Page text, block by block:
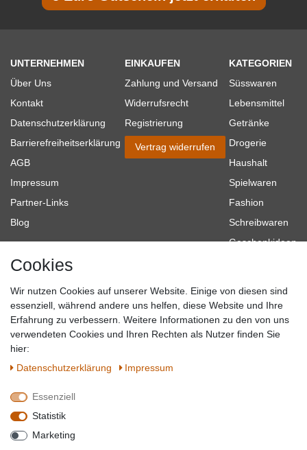
UNTERNEHMEN
Über Uns
Kontakt
Datenschutzerklärung
Barrierefreiheitserklärung
AGB
Impressum
Partner-Links
Blog
EINKAUFEN
Zahlung und Versand
Widerrufsrecht
Registrierung
Vertrag widerrufen
KATEGORIEN
Süsswaren
Lebensmittel
Getränke
Drogerie
Haushalt
Spielwaren
Fashion
Schreibwaren
Geschenkideen
Topmarken
SICHER EINKAUFEN
QUALITÄT
WIR AKZEPTIEREN
Cookies
Wir nutzen Cookies auf unserer Website. Einige von diesen sind
essenziell, während andere uns helfen, diese Website und Ihre
Erfahrung zu verbessern. Weitere Informationen zu den von uns
verwendeten Cookies und Ihren Rechten als Nutzer finden Sie
hier:
Daten­schutz­erklärung
Impressum
Essenziell
Statistik
Marketing